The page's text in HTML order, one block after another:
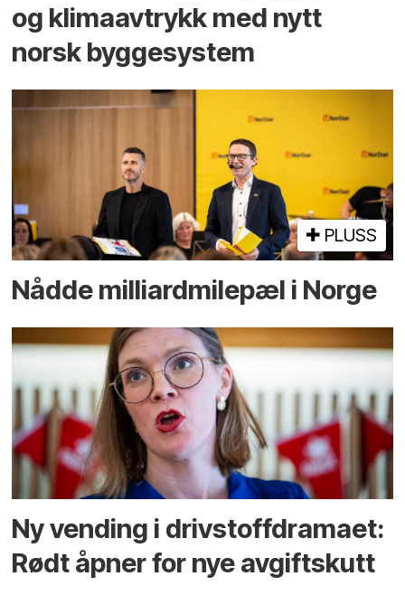
og klima­avtrykk med nytt
norsk bygge­system
PLUSS
Nådde milliard­­milepæl i Norge
Ny vending i drivstoffdramaet:
Rødt åpner for nye avgiftskutt